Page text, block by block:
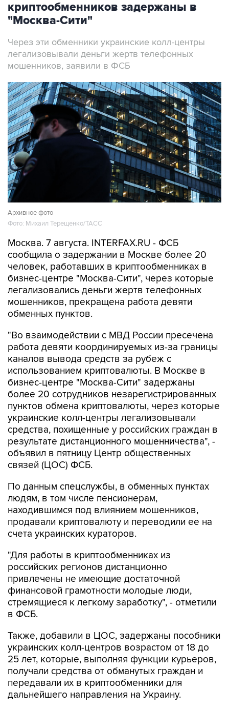
криптообменников задержаны в
"Москва-Сити"
Через эти обменники украинские колл-центры
легализовывали деньги жертв телефонных
мошенников, заявили в ФСБ
Архивное фото
Фото: Михаил Терещенко/ТАСС
Москва. 7 августа. INTERFAX.RU - ФСБ
сообщила о задержании в Москве более 20
человек, работавших в криптообменниках в
бизнес-центре "Москва-Сити", через которые
легализовались деньги жертв телефонных
мошенников, прекращена работа девяти
обменных пунктов.
"Во взаимодействии с МВД России пресечена
работа девяти координируемых из-за границы
каналов вывода средств за рубеж с
использованием криптовалюты. В Москве в
бизнес-центре "Москва-Сити" задержаны
более 20 сотрудников незарегистрированных
пунктов обмена криптовалюты, через которые
украинские колл-центры легализовывали
средства, похищенные у российских граждан в
результате дистанционного мошенничества", -
объявил в пятницу Центр общественных
связей (ЦОС) ФСБ.
По данным спецслужбы, в обменных пунктах
людям, в том числе пенсионерам,
находившимся под влиянием мошенников,
продавали криптовалюту и переводили ее на
счета украинских кураторов.
"Для работы в криптообменниках из
российских регионов дистанционно
привлечены не имеющие достаточной
финансовой грамотности молодые люди,
стремящиеся к легкому заработку", - отметили
в ФСБ.
Также, добавили в ЦОС, задержаны пособники
украинских колл-центров возрастом от 18 до
25 лет, которые, выполняя функции курьеров,
получали средства от обманутых граждан и
передавали их в криптообменники для
дальнейшего направления на Украину.